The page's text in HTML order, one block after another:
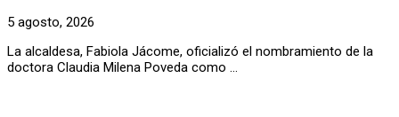
5 agosto, 2026
La alcaldesa, Fabiola Jácome, oficializó el nombramiento de la
doctora Claudia Milena Poveda como …